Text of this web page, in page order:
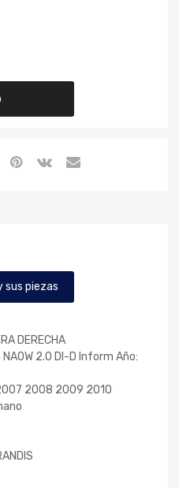
sus piezas
DERECHA
NA0W 2.0 DI-D Inform Año:
2008 2009 2010